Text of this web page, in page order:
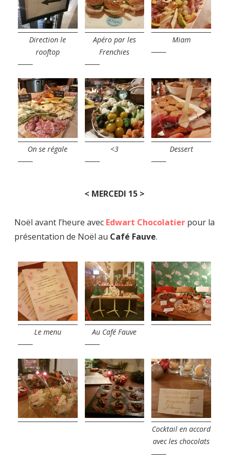
Direction le
rooftop
Apéro par les
Frenchies
Miam
On se régale <3 Dessert
< MERCEDI 15 >
Noël avant l’heure avec Edwart Chocolatier pour la
présentation de Noël au Café Fauve.
Le menu Au Café Fauve
Cocktail en accord
avec les chocolats